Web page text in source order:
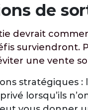
de
devrait
surviendront.
une vente
lorsqu’ils